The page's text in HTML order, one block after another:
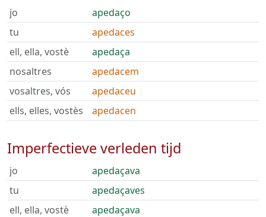
jo
apedaço
tu
apedaces
ell, ella, vostè
apedaça
nosaltres
apedacem
vosaltres, vós
apedaceu
ells, elles, vostès
apedacen
Imperfectieve verleden tijd
jo
apedaçava
tu
apedaçaves
ell, ella, vostè
apedaçava